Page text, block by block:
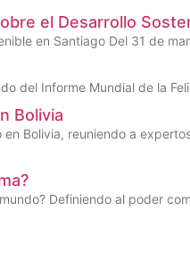
el Desarrollo
en Santiago Del 31 de
del Informe Mundial de la
Bolivia
Bolivia, reuniendo a
Definiendo al poder